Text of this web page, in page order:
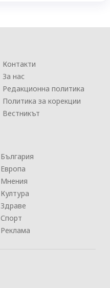
Контакти
За нас
Редакционна политика
Политика за корекции
Вестникът
България
Европа
Мнения
Култура
Здраве
Спорт
Реклама